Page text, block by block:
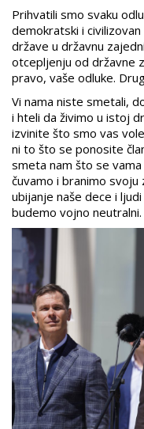
Prihvatili smo svaku
demokratski i
države u državnu
otcepljenju od državne
pravo, vaše odluke.
Vi nama niste smetali,
i hteli da živimo u istoj
izvinite što smo vas
ni to što se ponosite
smeta nam što se
čuvamo i branimo
ubijanje naše dece i
budemo vojno neutralni.